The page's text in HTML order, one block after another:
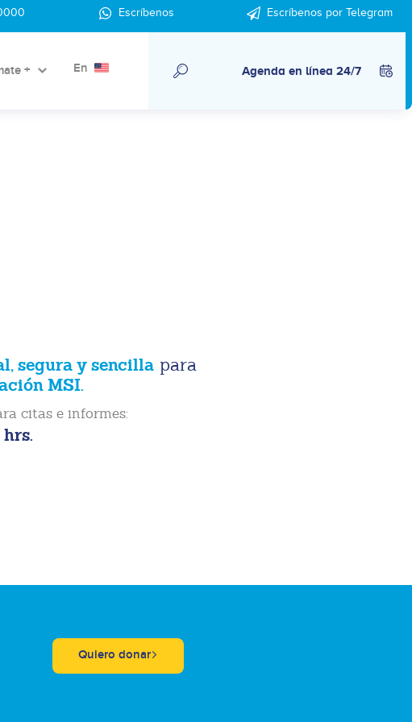
Escríbenos Escríbenos por Telegram
+ En Agenda en línea 24/7
segura y sencillapara
MSI.
citas e informes:
Quiero donar